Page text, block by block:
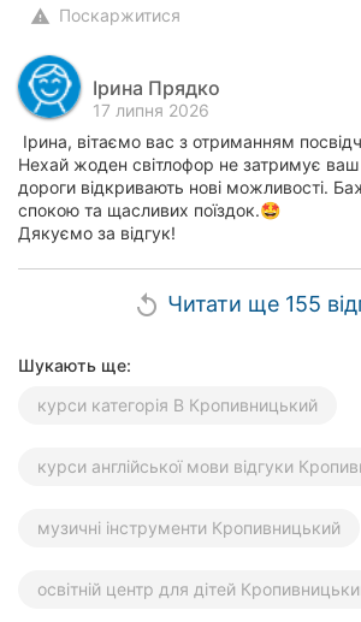
warning Поскаржитися
Ірина Прядко
17 липня 2026
Ірина, вітаємо вас з отриманням
Нехай жоден світлофор не затримує
дороги відкривають нові можливості.
спокою та щасливих поїздок.🤩
Дякуємо за відгук!
replay Читати ще 155
Шукають ще:
курси категорія В Кропивницький
курси англійської мови відгуки
музичні інструменти Кропивницький
освітній центр для дітей